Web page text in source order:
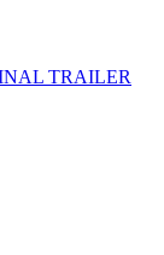
TRAILER